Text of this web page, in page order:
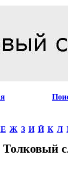
Е Ж З И Й К Л
Толковый